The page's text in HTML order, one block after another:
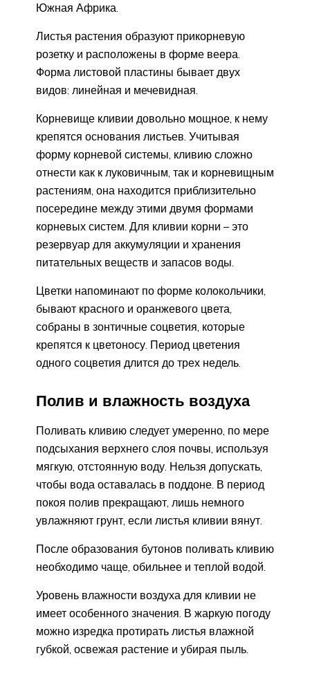
Южная Африка.
Листья растения образуют прикорневую
розетку и расположены в форме веера.
Форма листовой пластины бывает двух
видов: линейная и мечевидная.
Корневище кливии довольно мощное, к нему
крепятся основания листьев. Учитывая
форму корневой системы, кливию сложно
отнести как к луковичным, так и корневищным
растениям, она находится приблизительно
посередине между этими двумя формами
корневых систем. Для кливии корни – это
резервуар для аккумуляции и хранения
питательных веществ и запасов воды.
Цветки напоминают по форме колокольчики,
бывают красного и оранжевого цвета,
собраны в зонтичные соцветия, которые
крепятся к цветоносу. Период цветения
одного соцветия длится до трех недель.
Полив и влажность воздуха
Поливать кливию следует умеренно, по мере
подсыхания верхнего слоя почвы, используя
мягкую, отстоянную воду. Нельзя допускать,
чтобы вода оставалась в поддоне. В период
покоя полив прекращают, лишь немного
увлажняют грунт, если листья кливии вянут.
После образования бутонов поливать кливию
необходимо чаще, обильнее и теплой водой.
Уровень влажности воздуха для кливии не
имеет особенного значения. В жаркую погоду
можно изредка протирать листья влажной
губкой, освежая растение и убирая пыль.